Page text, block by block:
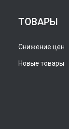
ТОВАРЫ
Снижение цен
Новые товары